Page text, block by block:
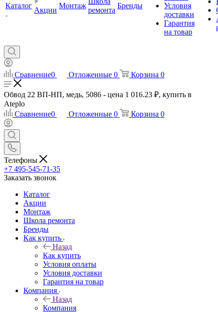
Каталог
Акции
Монтаж
ремонта
Бренды
Условия
доставки
Гарантия
на товар
Сравнение0 Отложенные 0 Корзина 0
Обвод 22 ВП-НП, медь, 5086 - цена 1 016.23 ₽, купить в
Ateplo
Сравнение0 Отложенные 0 Корзина 0
Телефоны
+7 495-545-71-35
Заказать звонок
Каталог
Акции
Монтаж
Школа ремонта
Бренды
Как купить
Назад
Как купить
Условия оплаты
Условия доставки
Гарантия на товар
Компания
Назад
Компания